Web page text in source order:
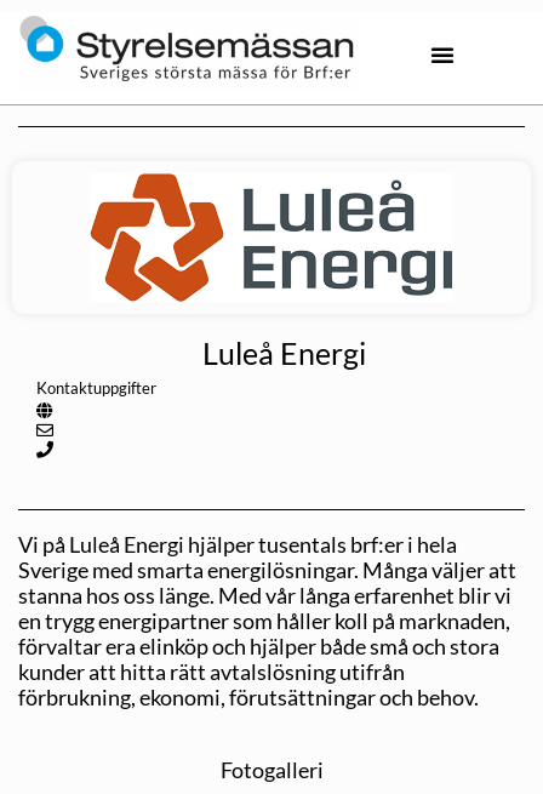
Luleå Energi
Kontaktuppgifter
Vi på Luleå Energi hjälper tusentals brf:er i hela
Sverige med smarta energilösningar. Många väljer att
stanna hos oss länge. Med vår långa erfarenhet blir vi
en trygg energipartner som håller koll på marknaden,
förvaltar era elinköp och hjälper både små och stora
kunder att hitta rätt avtalslösning utifrån
förbrukning, ekonomi, förutsättningar och behov.
Fotogalleri